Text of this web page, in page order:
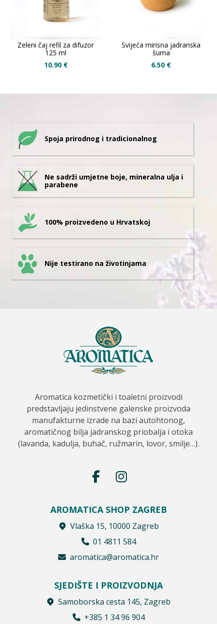
Zeleni čaj refil za difuzor
125 ml
10.90 €
Svijeća mirisna jadranska
šuma
6.50 €
Spoja prirodnog i tradicionalnog
Ne sadrži umjetne boje, mineralna ulja i
parabene
100% proizvedeno u Hrvatskoj
Nije testirano na životinjama
Aromatica kozmetički i toaletni proizvodi
predstavljaju jedinstvene galenske proizvoda
manufakturne izrade na bazi autohtonog,
aromatičnog bilja jadranskog priobalja i otoka
(lavanda, kadulja, buhač, ružmarin, lovor, smilje…).
AROMATICA SHOP ZAGREB
Vlaška 15, 10000 Zagreb
01 4811 584
aromatica@aromatica.hr
SJEDIŠTE I PROIZVODNJA
Samoborska cesta 145, Zagreb
+385 1 34 96 904